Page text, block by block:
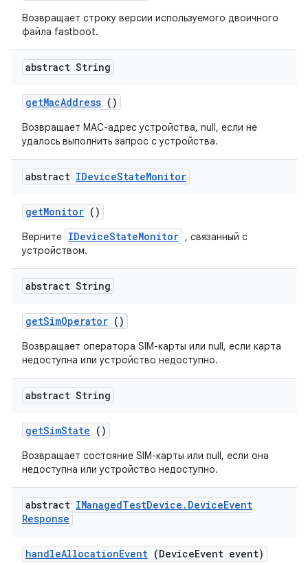
Возвращает строку версии используемого двоичного
файла fastboot.
abstract String
getMacAddress ()
Возвращает MAC-адрес устройства, null, если не
удалось выполнить запрос с устройства.
abstract IDeviceStateMonitor
getMonitor ()
Верните IDeviceStateMonitor , связанный с
устройством.
abstract String
getSimOperator ()
Возвращает оператора SIM-карты или null, если карта
недоступна или устройство недоступно.
abstract String
getSimState ()
Возвращает состояние SIM-карты или null, если она
недоступна или устройство недоступно.
abstract IManagedTestDevice . DeviceEvent
Response
handleAllocationEvent (DeviceEvent event)